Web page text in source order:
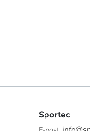
Sportec